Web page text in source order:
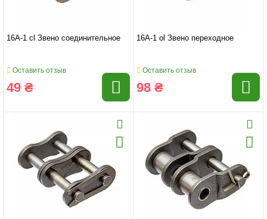
16A-1 cl Звено соединительное
Оставить отзыв
49 ₴
16A-1 ol Звено переходное
Оставить отзыв
98 ₴